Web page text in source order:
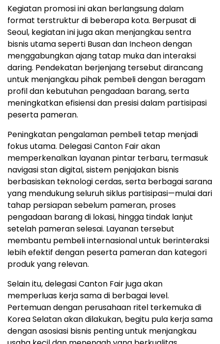
Kegiatan promosi ini akan berlangsung dalam
format terstruktur di beberapa kota. Berpusat di
Seoul, kegiatan ini juga akan menjangkau sentra
bisnis utama seperti Busan dan Incheon dengan
menggabungkan ajang tatap muka dan interaksi
daring. Pendekatan berjenjang tersebut dirancang
untuk menjangkau pihak pembeli dengan beragam
profil dan kebutuhan pengadaan barang, serta
meningkatkan efisiensi dan presisi dalam partisipasi
peserta pameran.
Peningkatan pengalaman pembeli tetap menjadi
fokus utama. Delegasi Canton Fair akan
memperkenalkan layanan pintar terbaru, termasuk
navigasi stan digital, sistem penjajakan bisnis
berbasiskan teknologi cerdas, serta berbagai sarana
yang mendukung seluruh siklus partisipasi—mulai dari
tahap persiapan sebelum pameran, proses
pengadaan barang di lokasi, hingga tindak lanjut
setelah pameran selesai. Layanan tersebut
membantu pembeli internasional untuk berinteraksi
lebih efektif dengan peserta pameran dan kategori
produk yang relevan.
Selain itu, delegasi Canton Fair juga akan
memperluas kerja sama di berbagai level.
Pertemuan dengan perusahaan ritel terkemuka di
Korea Selatan akan dilakukan, begitu pula kerja sama
dengan asosiasi bisnis penting untuk menjangkau